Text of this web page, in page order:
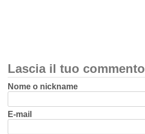
Lascia il tuo commento
Nome o nickname
E-mail